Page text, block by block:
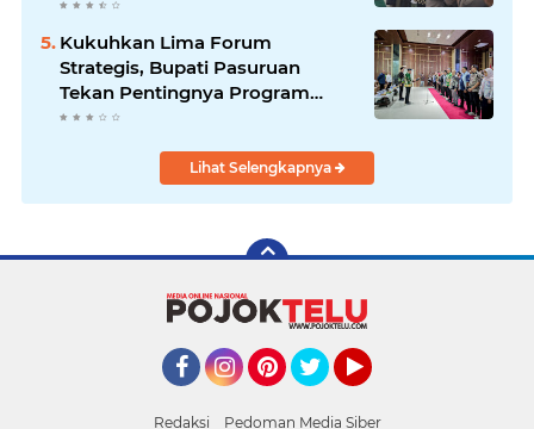
Kukuhkan Lima Forum
Strategis, Bupati Pasuruan
Tekan Pentingnya Program
Nyata untuk Rakyat
Lihat Selengkapnya
Redaksi Pedoman Media Siber